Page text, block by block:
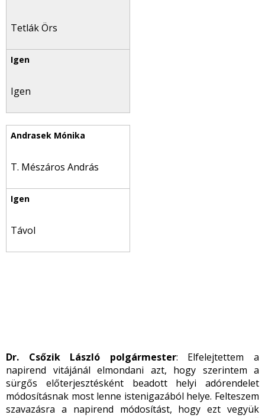
Tetlák Örs
Igen
T. Mészáros András
Távol
Dr. Csőzik László polgármester: Elfelejtettem a
napirend vitájánál elmondani azt, hogy szerintem a
sürgős előterjesztésként beadott helyi adórendelet
módosításnak most lenne istenigazából helye. Felteszem
szavazásra a napirend módosítást, hogy ezt vegyük